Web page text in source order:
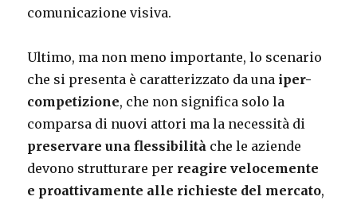
comunicazione visiva.
Ultimo, ma non meno importante, lo scenario
che si presenta è caratterizzato da una iper-
competizione, che non significa solo la
comparsa di nuovi attori ma la necessità di
preservare una flessibilità che le aziende
devono strutturare per reagire velocemente
e proattivamente alle richieste del mercato,